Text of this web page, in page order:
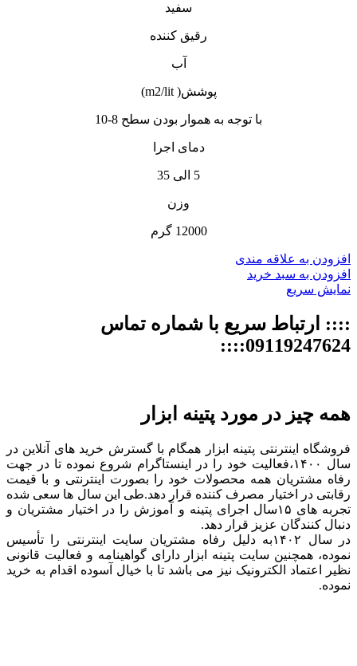
سفید
رقیق کننده
آب
پوشش( m2/lit)
با توجه به هموار بودن سطح 8-10
دمای اجرا
5 الی 35
وزن
12000 گرم
افزودن به علاقه مندی
افزودن به سبد خرید
نمایش سریع
:::: ارتباط سریع با شماره تماس
09119247624::::
همه چیز در مورد پتینه ابزار
فروشگاه اینترنتی پتینه ابزار همگام با گسترش خرید های آنلاین در
سال ۱۴۰۰،فعالیت خود را در اینستاگرام شروع نموده تا در جهت
رفاه مشتریان همه محصولات خود را بصورت اینترنتی و با قیمت
رقابتی در اختیار مصرف کننده قرار دهد.طی این سال ها سعی شده
تجربه های ۱۵سال اجرای پتینه و آموزش را در اختیار مشتریان و
دنبال کنندگان عزیز قرار دهد.
در سال ۱۴۰۲به دلیل رفاه مشتریان سایت اینترنتی را تأسیس
نموده، همچنین سایت پتینه ابزار دارای گواهینامه و فعالیت قانونی
نظیر اعتماد الکترونیک نیز می باشد تا با خیال آسوده اقدام به خرید
نموده.